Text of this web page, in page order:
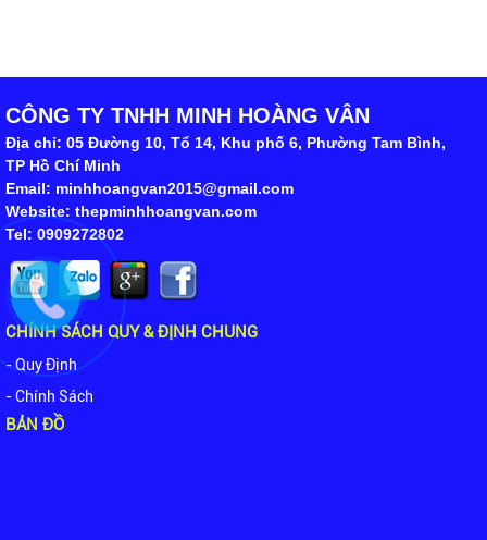
CÔNG TY TNHH MINH HOÀNG VÂN
Địa chỉ: 05 Đường 10, Tổ 14, Khu phố 6, Phường Tam Bình,
TP Hồ Chí Minh
Email: minhhoangvan2015@gmail.com
Website: thepminhhoangvan.com
Tel: 0909272802
CHÍNH SÁCH QUY & ĐỊNH CHUNG
- Quy Định
- Chính Sách
BẢN ĐỒ